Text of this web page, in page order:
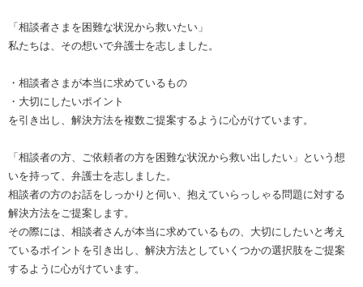
「相談者さまを困難な状況から救いたい」
私たちは、その想いで弁護士を志しました。
・相談者さまが本当に求めているもの
・大切にしたいポイント
を引き出し、解決方法を複数ご提案するように心がけています。
「相談者の方、ご依頼者の方を困難な状況から救い出したい」という想
いを持って、弁護士を志しました。
相談者の方のお話をしっかりと伺い、抱えていらっしゃる問題に対する
解決方法をご提案します。
その際には、相談者さんが本当に求めているもの、大切にしたいと考え
ているポイントを引き出し、解決方法としていくつかの選択肢をご提案
するように心がけています。